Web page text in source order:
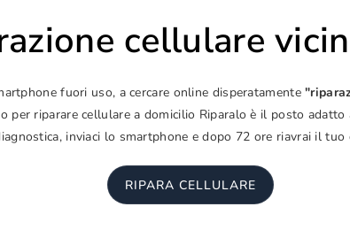
cellulare
fuori uso, a cercare online disperatamente
per riparare cellulare a domicilio Riparalo è il posto
inviaci lo smartphone e dopo 72 ore riavrai il tuo
RIPARA CELLULARE